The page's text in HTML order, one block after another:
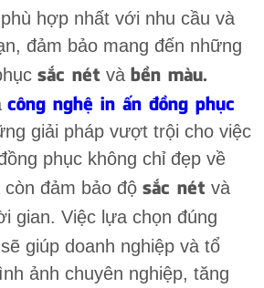
hợp nhất với nhu cầu và
đảm bảo mang đến những
sắc nét và bền màu.
công nghệ in ấn đồng phục
giải pháp vượt trội cho việc
phục không chỉ đẹp về
đảm bảo độ sắc nét và
gian. Việc lựa chọn đúng
giúp doanh nghiệp và tổ
ảnh chuyên nghiệp, tăng